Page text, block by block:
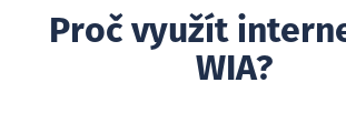
Proč využít
WIA?